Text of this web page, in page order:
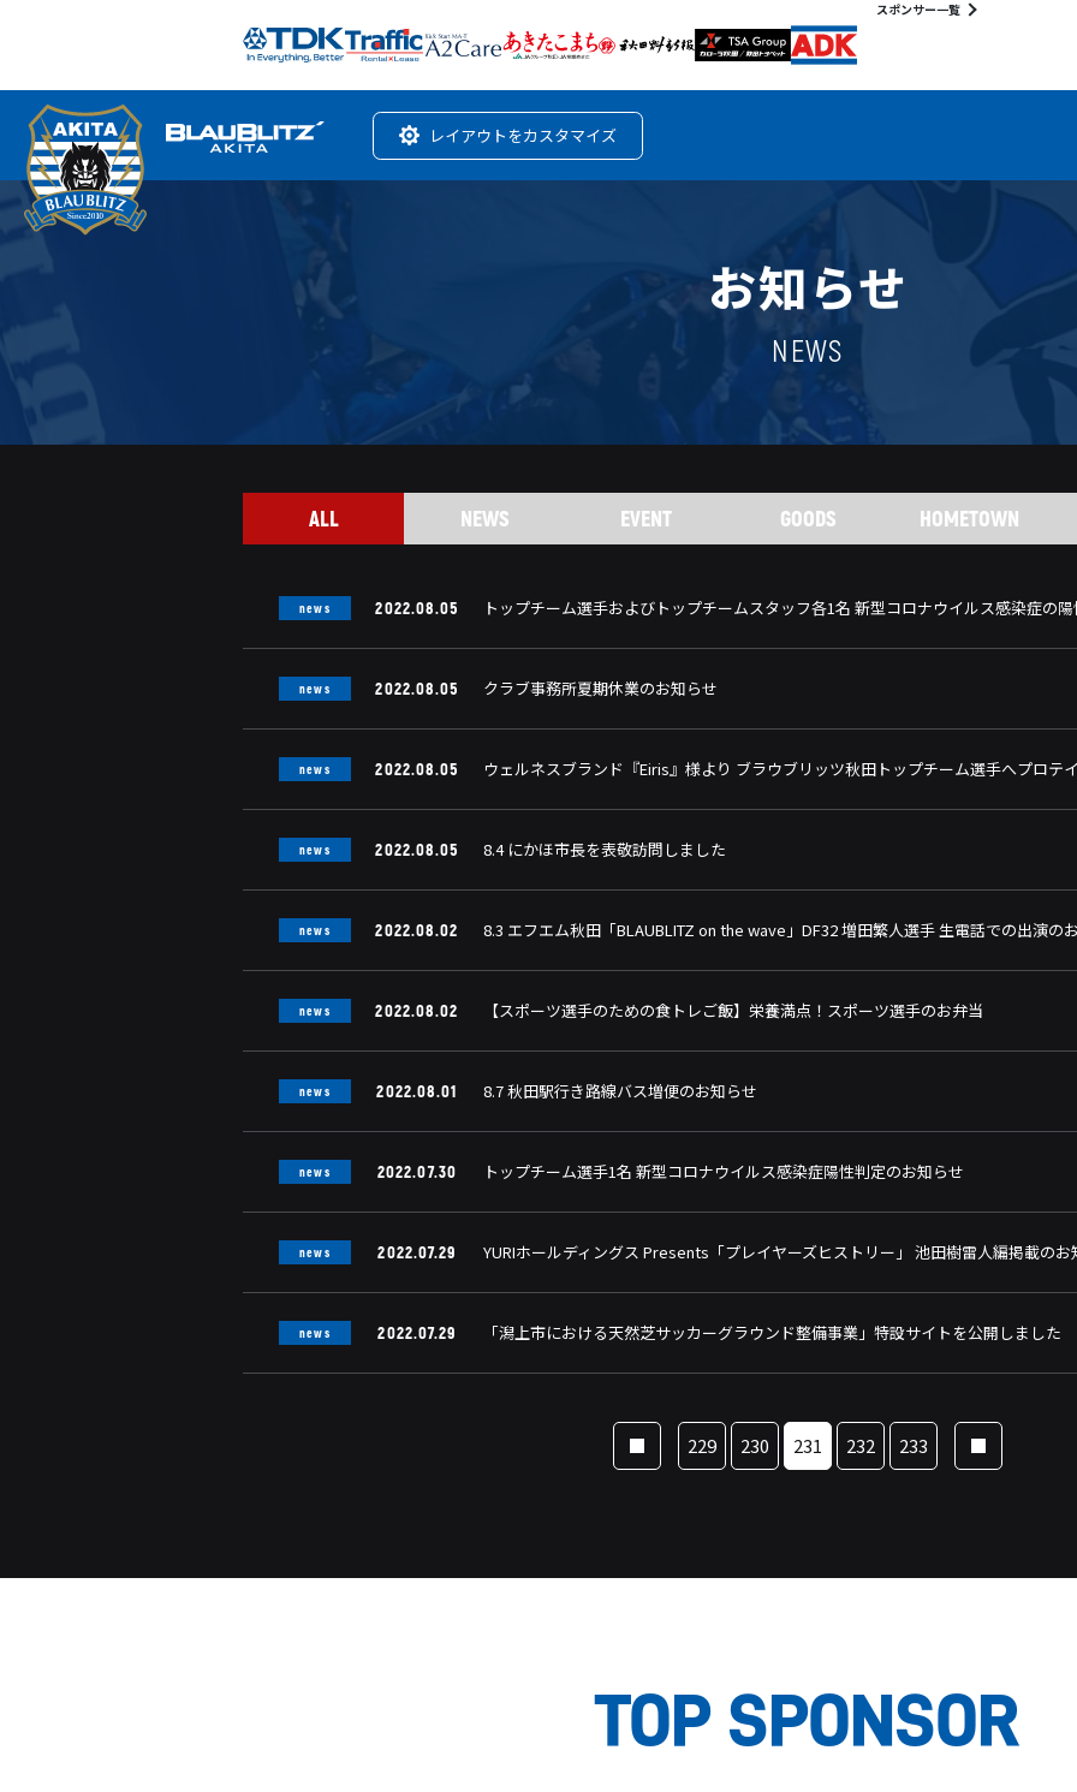
スポンサー一覧
レイアウトをカスタマイズ
お知らせ
NEWS
ALL NEWS EVENT GOODS HOMETOWN
news 2022.08.05 トップチーム選手およびトップチームスタッフ各1名 新型コロナウイルス感染症の
news 2022.08.05 クラブ事務所夏期休業のお知らせ
news 2022.08.05 ウェルネスブランド『Eiris』様より ブラウブリッツ秋田トップチーム選手へプロテ
news 2022.08.05 8.4 にかほ市長を表敬訪問しました
news 2022.08.02 8.3 エフエム秋田「BLAUBLITZ on the wave」DF32 増田繁人選手 生電話での出演の
news 2022.08.02 【スポーツ選手のための食トレご飯】栄養満点！スポーツ選手のお弁当
news 2022.08.01 8.7 秋田駅行き路線バス増便のお知らせ
news 2022.07.30 トップチーム選手1名 新型コロナウイルス感染症陽性判定のお知らせ
news 2022.07.29 YURIホールディングス Presents「プレイヤーズヒストリー」 池田樹雷人編掲載のお
news 2022.07.29 「潟上市における天然芝サッカーグラウンド整備事業」特設サイトを公開しました
229 230 231 232 233
TOP SPONSOR